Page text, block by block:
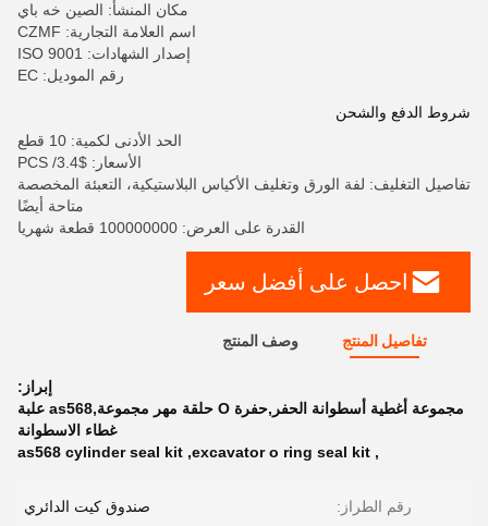
مكان المنشأ: الصين خه باي
اسم العلامة التجارية: CZMF
إصدار الشهادات: ISO 9001
رقم الموديل: EC
شروط الدفع والشحن
الحد الأدنى لكمية: 10 قطع
الأسعار: $3.4/ PCS
تفاصيل التغليف: لفة الورق وتغليف الأكياس البلاستيكية، التعبئة المخصصة
متاحة أيضًا
القدرة على العرض: 100000000 قطعة شهريا
احصل على أفضل سعر
تفاصيل المنتج وصف المنتج
إبراز:
مجموعة أغطية أسطوانة الحفر,حفرة O حلقة مهر مجموعة,as568 علبة
غطاء الاسطوانة
,
excavator o ring seal kit
,
as568 cylinder seal kit
رقم الطراز: صندوق كيت الدائري